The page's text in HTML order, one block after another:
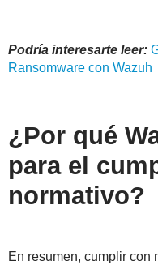
Podría interesarte leer:
Ransomware con Wazuh
¿Por qué
para el
normativo?
En resumen, cumplir con